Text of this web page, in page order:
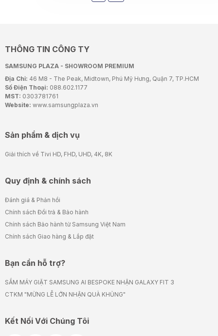
THÔNG TIN CÔNG TY
SAMSUNG PLAZA - SHOWROOM PREMIUM
Địa Chỉ: 46 M8 - The Peak, Midtown, Phú Mỹ Hưng, Quận 7, TP.HCM
Số Điện Thoại: 088.602.1177
MST: 0303781761
Website: www.samsungplaza.vn
Sản phẩm & dịch vụ
Giải thích về Tivi HD, FHD, UHD, 4K, 8K
Quy định & chính sách
Đánh giá & Phản hồi
Chính sách Đổi trả & Bảo hành
Chính sách Bảo hành từ Samsung Việt Nam
Chính sách Giao hàng & Lắp đặt
Bạn cần hỗ trợ?
SẮM MÁY GIẶT SAMSUNG AI BESPOKE NHẬN GALAXY FIT 3
CTKM "MỪNG LỄ LỚN NHẬN QUÀ KHỦNG"
Kết Nối Với Chúng Tôi